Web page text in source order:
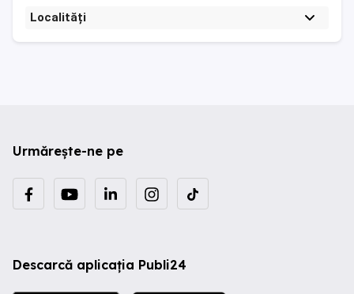
Localități
Urmărește-ne pe
Descarcă aplicația Publi24